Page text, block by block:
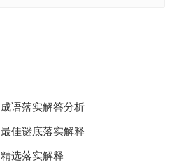
语落实解答分析
佳谜底落实解释
选落实解释